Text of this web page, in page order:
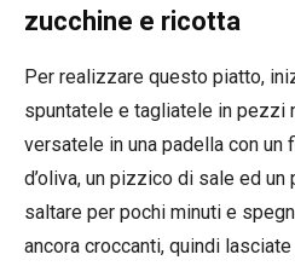
zucchine e ricotta
Per realizzare questo piatto,
spuntatele e tagliatele in pezzi
versatele in una padella con
d’oliva, un pizzico di sale ed un
saltare per pochi minuti e
ancora croccanti, quindi